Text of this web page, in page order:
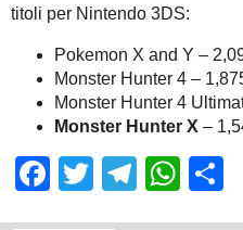
titoli per Nintendo 3DS:
Pokemon X and Y –
Monster Hunter 4 –
Monster Hunter 4
Monster Hunter X –
Facebook
Twitter